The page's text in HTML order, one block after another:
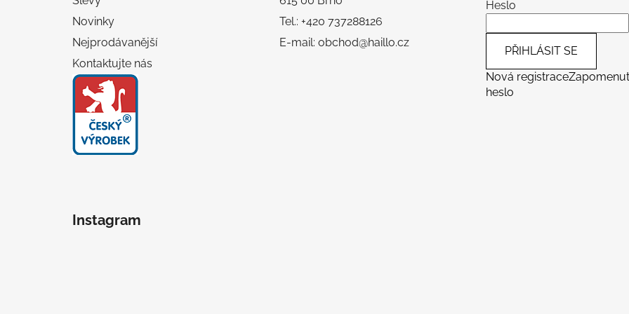
Novinky
Nejprodávanější
Kontaktujte nás
Tel.: +420 737288126
E-mail: obchod@haillo.cz
Heslo
PŘIHLÁSIT SE
Nová registrace
heslo
Instagram